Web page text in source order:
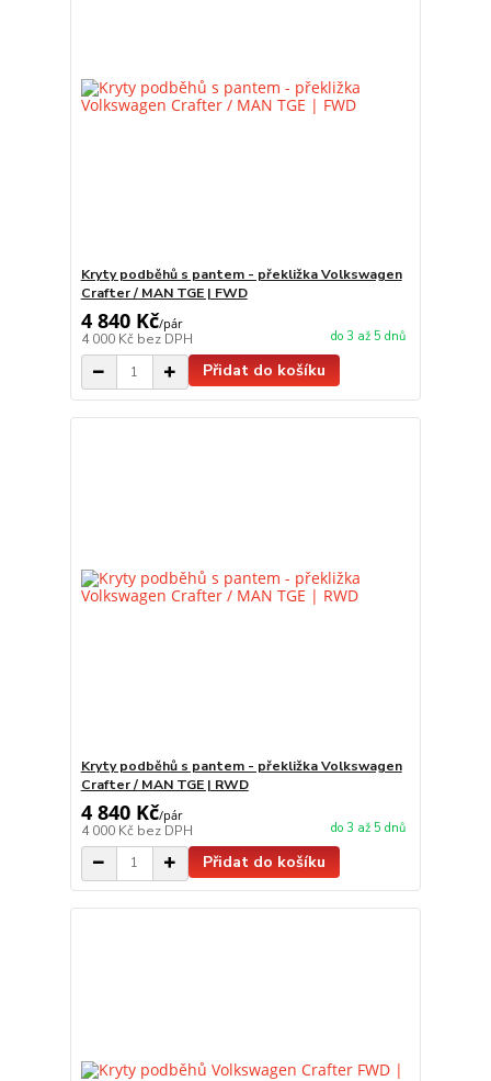
Kryty podběhů s pantem - překližka Volkswagen
Crafter / MAN TGE | FWD
4 840 Kč/pár
4 000 Kč bez DPH do 3 až 5 dnů
Přidat do košíku
Kryty podběhů s pantem - překližka Volkswagen
Crafter / MAN TGE | RWD
4 840 Kč/pár
4 000 Kč bez DPH do 3 až 5 dnů
Přidat do košíku